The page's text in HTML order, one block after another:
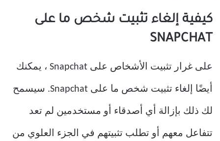
كيفية إلغاء تثبيت شخص ما على
SNAPCHAT
على غرار تثبيت الأشخاص على Snapchat ، يمكنك
أيضًا إلغاء تثبيت شخص ما على Snapchat. سيسمح
لك ذلك بإزالة أي أصدقاء أو مستخدمين لم تعد
تتفاعل معهم أو تطلب تثبيتهم في الجزء العلوي من